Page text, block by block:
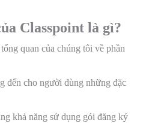
Classpoint là gì?
quan của chúng tôi về phần
đến cho người dùng những đặc
khả năng sử dụng gói đăng ký